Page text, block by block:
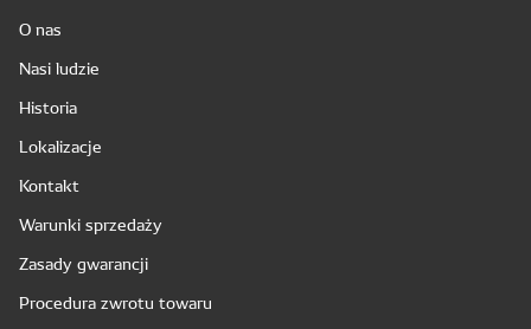
O nas
Nasi ludzie
Historia
Lokalizacje
Kontakt
Warunki sprzedaży
Zasady gwarancji
Procedura zwrotu towaru